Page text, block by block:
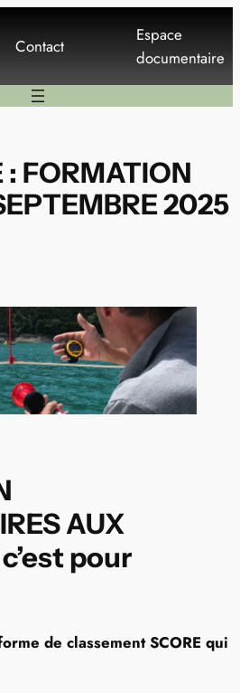
Contact
Espace
documentaire
: FORMATION
2025
AUX
pour
de classement SCORE qui